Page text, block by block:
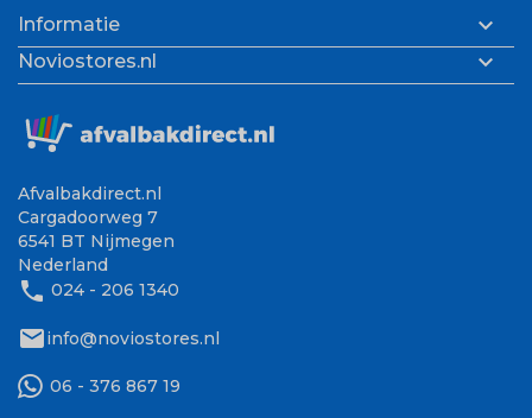
Informatie 
Noviostores.nl 
Afvalbakdirect.nl
Cargadoorweg 7
6541 BT Nijmegen
Nederland
phone 024 - 206 1340
mailinfo@noviostores.nl
06 - 376 867 19